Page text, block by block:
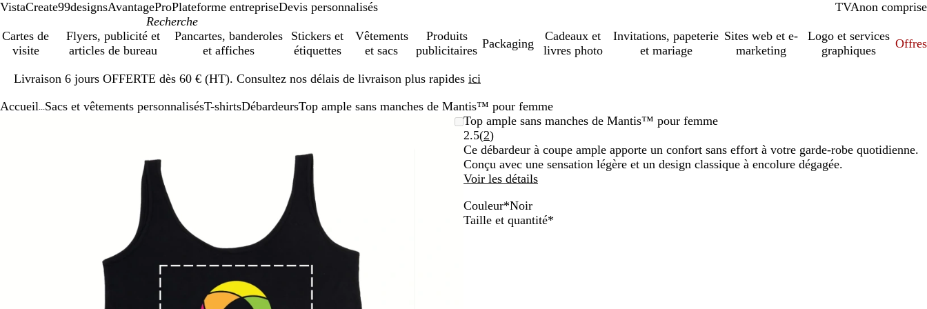
VistaCreate99designsAvantageProPlateforme entrepriseDevis personnalisés TVAcomprise
non comprise
Cartes de
visite
Flyers, publicité et
articles de bureau
Pancartes, banderoles
et affiches
Stickers et
étiquettes
Vêtements
et sacs
Produits
publicitaires
Packaging
Cadeaux et
livres photo
Invitations, papeterie
et mariage
Sites web et e-
marketing
Logo et services
graphiques
Offres
Livraison 6 jours OFFERTE dès 60 € (HT). Consultez nos délais de livraison plus rapides ici
1
Accueil Sacs et vêtements personnalisésT-shirtsDébardeursTop ample sans manches de Mantis™ pour femme
les
touches
fléchées
pour
Top ample sans manches de Mantis™ pour femme
2.5(2Lire
les
2
avis
)
Ce débardeur à coupe ample apporte un confort sans effort à votre garde-robe quotidienne.
Conçu avec une sensation légère et un design classique à encolure dégagée.
Voir les détails
Couleur*Noir
B
N
B
G
O
Taille et quantité*